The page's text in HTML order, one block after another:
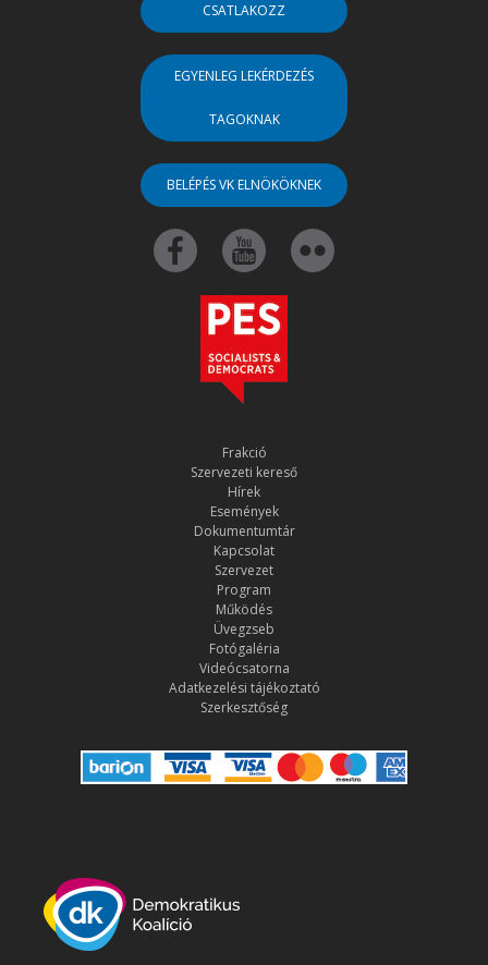
CSATLAKOZZ
EGYENLEG LEKÉRDEZÉS
TAGOKNAK
BELÉPÉS VK ELNÖKÖKNEK
Frakció
Szervezeti kereső
Hírek
Események
Dokumentumtár
Kapcsolat
Szervezet
Program
Működés
Üvegzseb
Fotógaléria
Videócsatorna
Adatkezelési tájékoztató
Szerkesztőség